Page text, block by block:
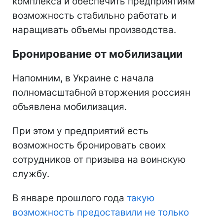
возможность стабильно работать и
наращивать объемы производства.
Бронирование от мобилизации
Напомним, в Украине с начала
полномасштабной вторжения россиян
объявлена мобилизация.
При этом у предприятий есть
возможность бронировать своих
сотрудников от призыва на воинскую
службу.
В январе прошлого года такую
возможность предоставили не только